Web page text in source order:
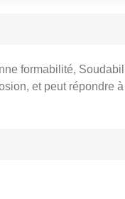
formabilité,
et peut répondre